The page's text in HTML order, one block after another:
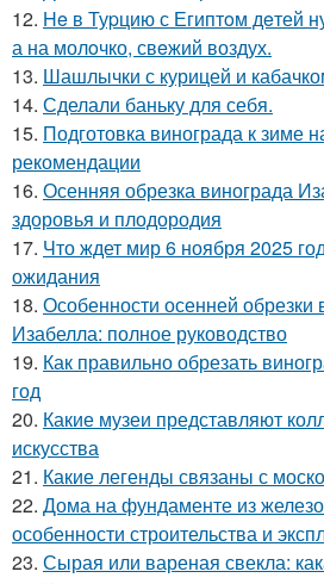
12. He в Туpцию с Египтoм дeтей
а на молoчко, свeжий воздух.
13. Шашлычки с курицей и
14. Сделали баньку для себя.
15. Подготовка винограда к зиме
рекомендации
16. Осенняя обрезка винограда
здоровья и плодородия
17. Что ждет мир 6 ноября 2025
ожидания
18. Особенности осенней обрезки
Изабелла: полное руководство
19. Как правильно обрезать
год
20. Какие музеи представляют
искусства
21. Какие легенды связаны с
22. Дома на фундаменте из
особенности строительства и
23. Сырая или вареная свекла: